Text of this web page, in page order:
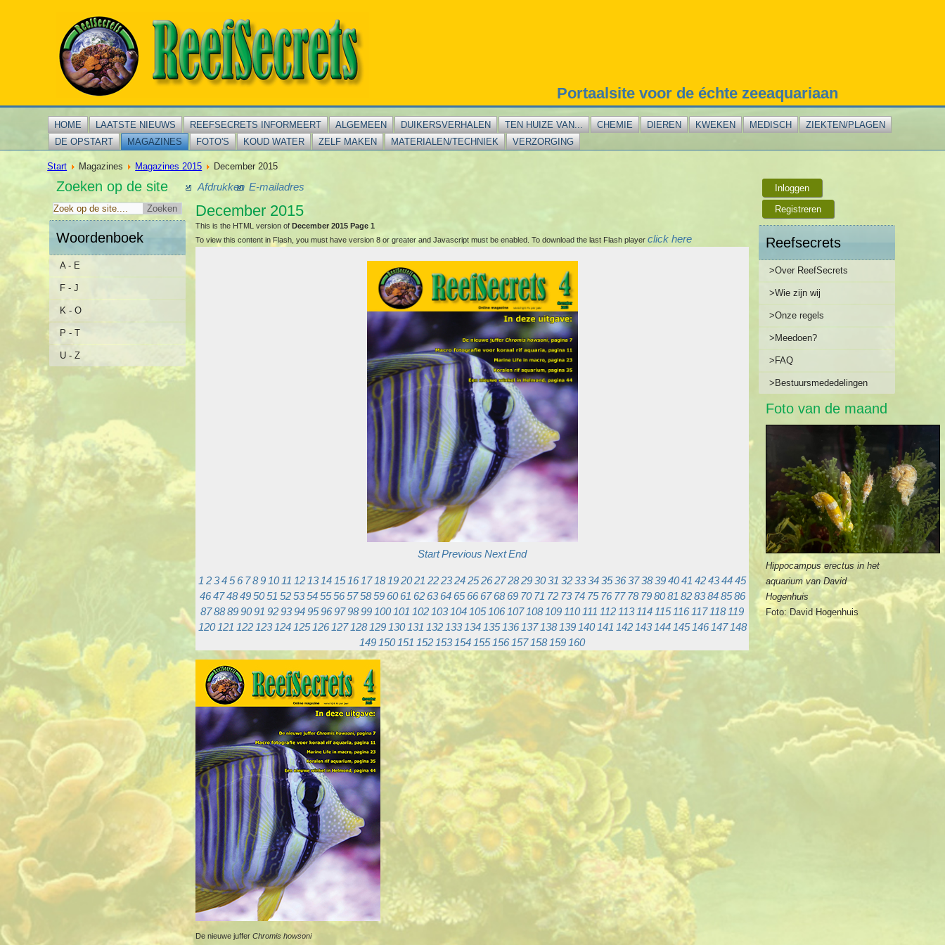
Portaalsite voor de échte zeeaquariaan
HOME LAATSTE NIEUWS REEFSECRETS INFORMEERT ALGEMEEN DUIKERSVERHALEN TEN HUIZE VAN... CHEMIE DIEREN KWEKEN MEDISCH
ZIEKTEN/PLAGEN
DE OPSTART
MAGAZINES FOTO'S KOUD WATER ZELF MAKEN MATERIALEN/TECHNIEK VERZORGING
Start Magazines Magazines 2015 December 2015
Zoeken op de site
Woordenboek
A - E
F - J
K - O
P - T
U - Z
Afdrukken E-mailadres
December 2015
This is the HTML version ofDecember 2015 Page 1
To view this content in Flash, you must have version 8 or greater and Javascript must be enabled. To download the last Flash playerclick here
StartPrevious NextEnd
1 2345 6 789 10 11 12 13 14 15 16 17 18 192021 22232425262728293031 32333435363738394041 42434445
464748495051 5253545556575859 60 61 62 63 64 65 66 67 68 69 70 71 72 73 74 75 76 77 78 798081 8283848586
8788899091 9293949596979899 100 101 102 103 104 105 106 107 108 109 110 111 112 113 114 115 116 117 118 119
120 121 122 123 124 125 126 127 128 129 130 131 132 133 134 135 136 137 138 139 140 141 142 143 144 145 146 147 148
149 150 151 152 153 154 155 156 157 158 159 160
De nieuwe jufferChromis howsoni
Inloggen
Registreren
Reefsecrets
>Over ReefSecrets
>Wie zijn wij
>Onze regels
>Meedoen?
>FAQ
>Bestuursmededelingen
Foto van de maand
Hippocampus erectus in het
aquarium van David
Hogenhuis
Foto: David Hogenhuis